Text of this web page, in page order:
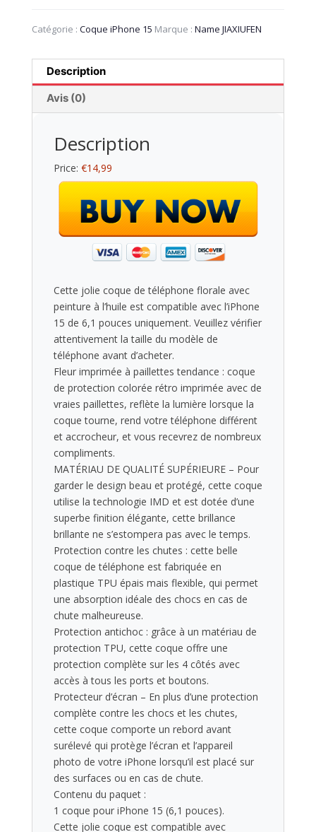
Catégorie : Coque iPhone 15 Marque : Name JIAXIUFEN
Description
Avis (0)
Description
Price: €14,99
Cette jolie coque de téléphone florale avec
peinture à l’huile est compatible avec l’iPhone
15 de 6,1 pouces uniquement. Veuillez vérifier
attentivement la taille du modèle de
téléphone avant d’acheter.
Fleur imprimée à paillettes tendance : coque
de protection colorée rétro imprimée avec de
vraies paillettes, reflète la lumière lorsque la
coque tourne, rend votre téléphone différent
et accrocheur, et vous recevrez de nombreux
compliments.
MATÉRIAU DE QUALITÉ SUPÉRIEURE – Pour
garder le design beau et protégé, cette coque
utilise la technologie IMD et est dotée d’une
superbe finition élégante, cette brillance
brillante ne s’estompera pas avec le temps.
Protection contre les chutes : cette belle
coque de téléphone est fabriquée en
plastique TPU épais mais flexible, qui permet
une absorption idéale des chocs en cas de
chute malheureuse.
Protection antichoc : grâce à un matériau de
protection TPU, cette coque offre une
protection complète sur les 4 côtés avec
accès à tous les ports et boutons.
Protecteur d’écran – En plus d’une protection
complète contre les chocs et les chutes,
cette coque comporte un rebord avant
surélevé qui protège l’écran et l’appareil
photo de votre iPhone lorsqu’il est placé sur
des surfaces ou en cas de chute.
Contenu du paquet :
1 coque pour iPhone 15 (6,1 pouces).
Cette jolie coque est compatible avec